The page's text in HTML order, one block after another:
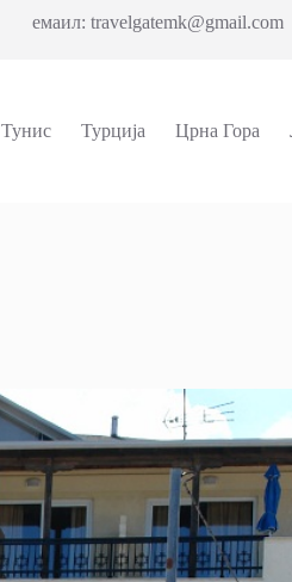
емаил:
Тунис Турција Црна Гора